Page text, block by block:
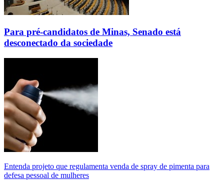
Para pré-candidatos de Minas, Senado está
desconectado da sociedade
Entenda projeto que regulamenta venda de spray de pimenta para
defesa pessoal de mulheres